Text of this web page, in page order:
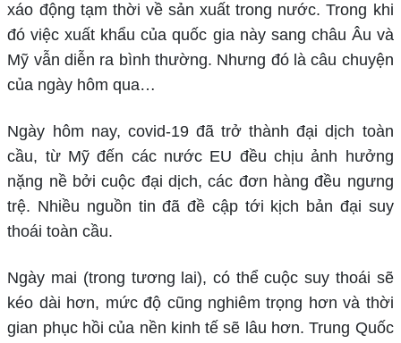
xáo động tạm thời về sản xuất trong nước. Trong khi
đó việc xuất khẩu của quốc gia này sang châu Âu và
Mỹ vẫn diễn ra bình thường. Nhưng đó là câu chuyện
của ngày hôm qua…
Ngày hôm nay, covid-19 đã trở thành đại dịch toàn
cầu, từ Mỹ đến các nước EU đều chịu ảnh hưởng
nặng nề bởi cuộc đại dịch, các đơn hàng đều ngưng
trệ. Nhiều nguồn tin đã đề cập tới kịch bản đại suy
thoái toàn cầu.
Ngày mai (trong tương lai), có thể cuộc suy thoái sẽ
kéo dài hơn, mức độ cũng nghiêm trọng hơn và thời
gian phục hồi của nền kinh tế sẽ lâu hơn. Trung Quốc